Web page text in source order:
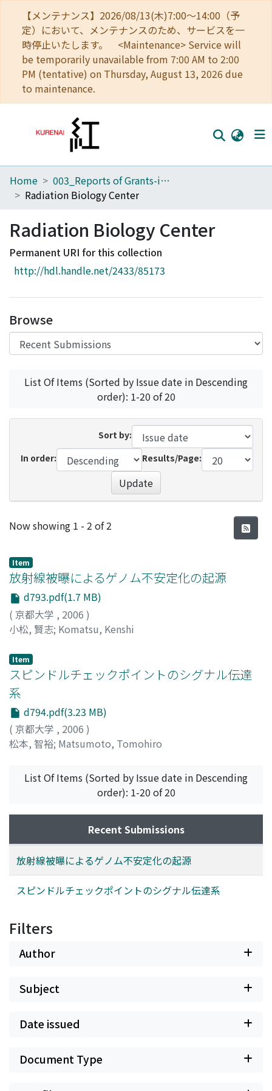
【メンテナンス】2026/08/13(木)7:00～14:00（予
定）において、メンテナンスのため、サービスを一
時停止いたします。 <Maintenance> Service will
be temporarily unavailable from 7:00 AM to 2:00
PM (tentative) on Thursday, August 13, 2026 due
to maintenance.
Home
Browse
Download Ranking
Access Statistics
Home
003_Reports of Grants-in-Aid for Scientific Research
Radiation Biology Center
Radiation Biology Center
Permanent URI for this collection
http://hdl.handle.net/2433/85173
Browse
List Of Items (Sorted by Issue date in Descending
order): 1-20 of 20
Sort by:
In order:
Results/Page:
Update
Recent Submissions
Now showing 1 - 2 of 2
Item
放射線被曝によるゲノム不安定化の起源
d793.pdf(1.7 MB)
( 京都大学 , 2006 )
小松, 賢志; Komatsu, Kenshi
Item
スピンドルチェックポイントのシグナル伝達
系
d794.pdf(3.23 MB)
( 京都大学 , 2006 )
松本, 智裕; Matsumoto, Tomohiro
List Of Items (Sorted by Issue date in Descending
order): 1-20 of 20
Recent Submissions
放射線被曝によるゲノム不安定化の起源
スピンドルチェックポイントのシグナル伝達系
Filters
Author
Subject
Date issued
Document Type